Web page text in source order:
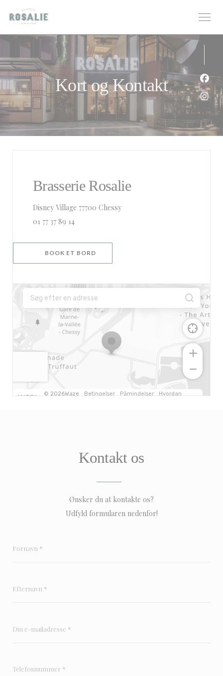
CCookie-styringspanel
Kort og Kontakt
Brasserie Rosalie
Disney Village 77700 Chessy((åbner i et nyt vindue))
01 77 37 89 14
BOOK ET BORD
Kontakt os
Ønsker du at kontakte os?
Udfyld formularen nedenfor!